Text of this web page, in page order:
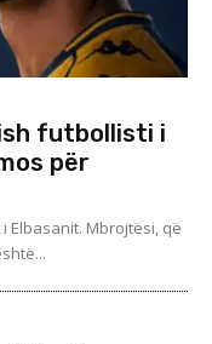
futbollisti i
për
Elbasanit. Mbrojtësi, që